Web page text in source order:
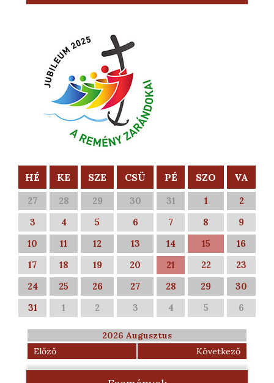
HÉ KE SZE CSÜ PÉ SZO VA
27 28 29 30 31 1
2
3
4 5 6 7 8
9
10
11 12 13 14 15
16
17
18 19 20 21 22
23
24
25 26 27 28 29
30
31
1 2 3 4 5 6
2026 Augusztus
Előző
Következő